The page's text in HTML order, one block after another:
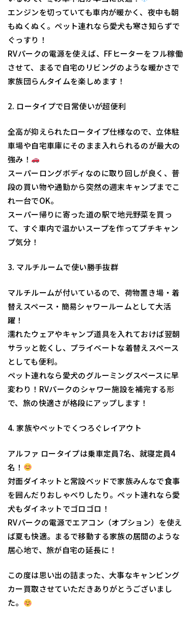
エンジンを切っていても車内が暖かく、夜中も朝
もぬくぬく。ペット連れなら愛犬も寒さ知らずで
ぐっすり！
RVパークの電源を使えば、FFヒーターをフル稼働
させて、まるで自宅のリビングのような暖かさで
家族団らんタイムを楽しめます！
2. ロータイプで日常使いが超便利
全高が抑えられたロータイプ仕様なので、立体駐
車場や自宅車庫にそのまま入れられるのが最大の
強み！
スーパーロングボディなのに取り回しが良く、普
段の買い物や通勤から突然の週末キャンプまでこ
れ一台でOK。
スーパー帰りに寄った道の駅で地元野菜を買っ
て、すぐ車内で温かいスープを作ってプチキャン
プ気分！
3. マルチルームで使い勝手抜群
マルチルームが付いているので、荷物置き場・着
替えスペース・簡易シャワールームとして大活
躍！
濡れたウェアやキャンプ道具を入れておけば翌朝
サラッと乾くし、プライベートな着替えスペース
としても便利。
ペット連れなら愛犬のグルーミングスペースに早
変わり！RVパークのシャワー施設を補完する形
で、旅の快適さが格段にアップします！
4. 家族やペットでくつろぐレイアウト
アルファ ロータイプは乗車定員7名、就寝定員4
名！
対面ダイネットと常設ベッドで家族みんなで食事
を囲んだりおしゃべりしたり。ペット連れなら愛
犬もダイネットでゴロゴロ！
RVパークの電源でエアコン（オプション）を使え
ば夏も快適。まるで移動する家族の居間のような
居心地で、旅が自宅の延長に！
この度は思い出の詰まった、大事なキャンピング
カー買取させていただきありがとうございまし
た。